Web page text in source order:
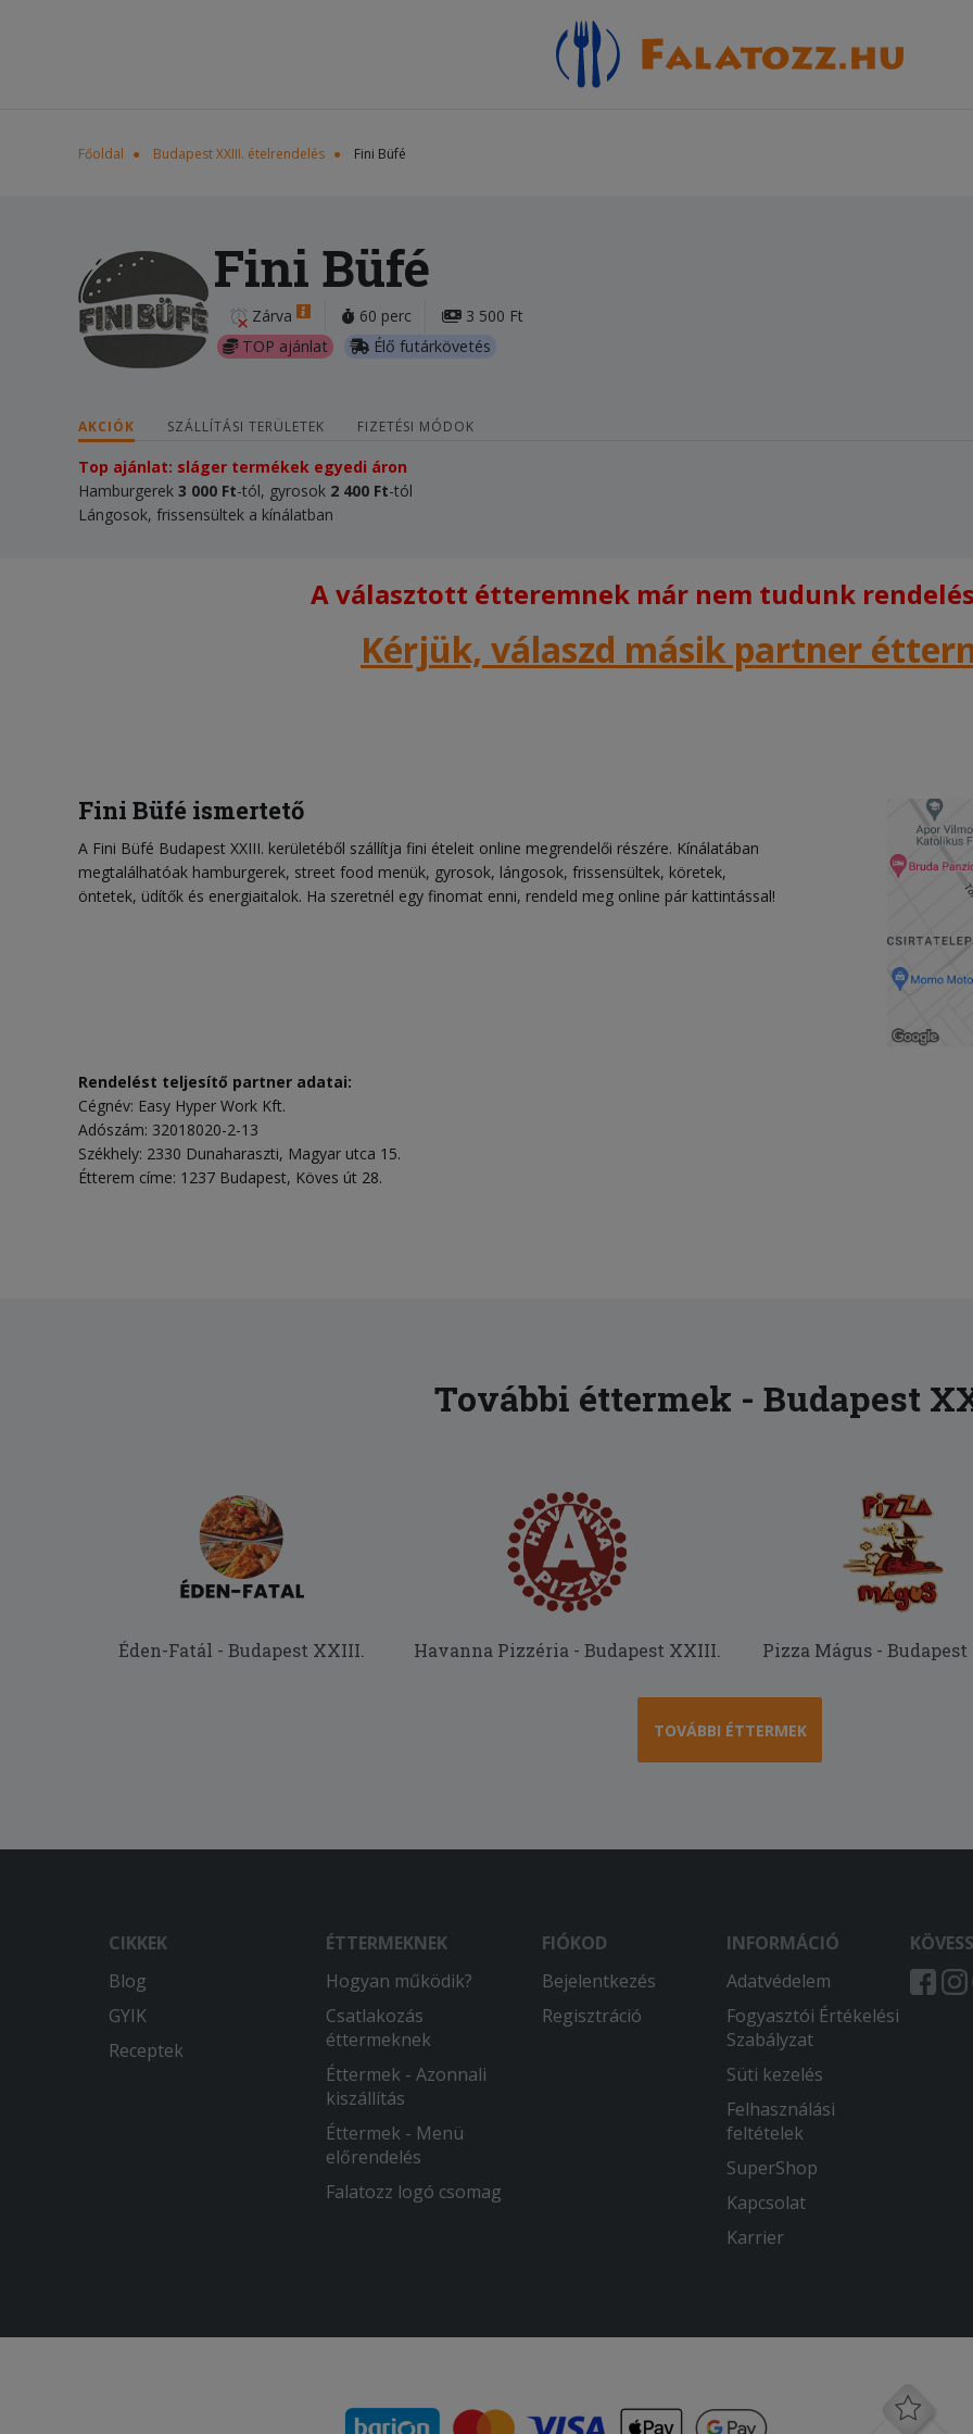
Főoldal Budapest XXIII. ételrendelés Fini Büfé
Fini Büfé
Zárva 60 perc
3 500 Ft
TOP ajánlat
Élő futárkövetés
AKCIÓK SZÁLLÍTÁSI TERÜLETEK FIZETÉSI MÓDOK
Top ajánlat: sláger termékek egyedi áron
Hamburgerek 3 000 Ft-tól, gyrosok 2 400 Ft-tól
Lángosok, frissensültek a kínálatban
A választott étteremnek már nem tudunk
Kérjük, válaszd másik partner
Fini Büfé ismertető
A Fini Büfé Budapest XXIII. kerületéből szállítja fini ételeit online megrendelői részére. Kínálatában
megtalálhatóak hamburgerek, street food menük, gyrosok, lángosok, frissensültek, köretek,
öntetek, üdítők és energiaitalok. Ha szeretnél egy finomat enni, rendeld meg online pár kattintással!
Rendelést teljesítő partner adatai:
Cégnév: Easy Hyper Work Kft.
Adószám: 32018020-2-13
Székhely: 2330 Dunaharaszti, Magyar utca 15.
Étterem címe: 1237 Budapest, Köves út 28.
További éttermek - Budapest
Éden-Fatál - Budapest XXIII. Havanna Pizzéria - Budapest XXIII. Pizza Mágus -
TOVÁBBI ÉTTERMEK
CIKKEK
Blog
GYIK
Receptek
ÉTTERMEKNEK
Hogyan működik?
Csatlakozás
éttermeknek
Éttermek - Azonnali
kiszállítás
Éttermek - Menü
előrendelés
Falatozz logó csomag
FIÓKOD
Bejelentkezés
Regisztráció
INFORMÁCIÓ
Adatvédelem
Fogyasztói Értékelési
Szabályzat
Süti kezelés
Felhasználási
feltételek
SuperShop
Kapcsolat
Karrier